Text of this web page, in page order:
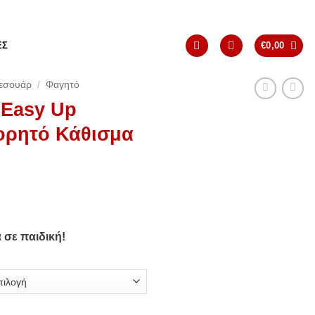
€0,00
/ Φαγητό
Up
Κάθισμα
παιδική!